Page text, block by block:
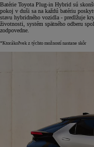
Batérie Toyota Plug-in Hybrid sú
pokoj v duši sa na každú batériu
stavu hybridného vozidla - predlžuje
životnosti, systém spätného odberu
zodpovedne.
*Ktorákoľvek z týchto možností nastane skôr